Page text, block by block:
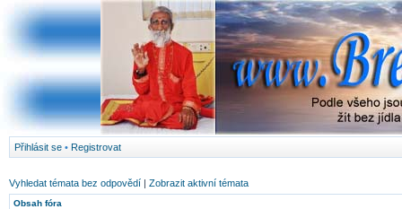
Přihlásit se • Registrovat
Vyhledat témata bez odpovědí | Zobrazit aktivní témata
Obsah fóra